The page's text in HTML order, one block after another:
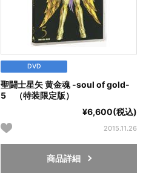
DVD
聖闘士星矢 黄金魂 -soul of gold-
5 （特装限定版）
¥6,600(税込)
2015.11.26
商品詳細